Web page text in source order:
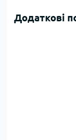
Додаткові